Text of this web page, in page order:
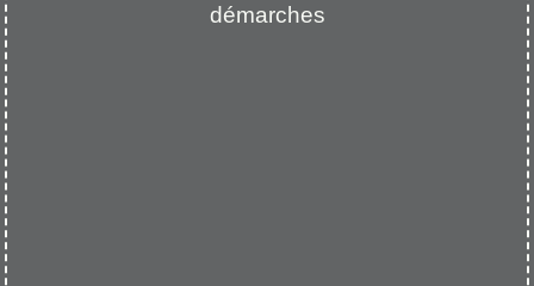
démarches